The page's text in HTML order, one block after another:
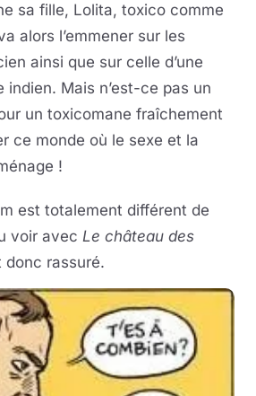
sa fille, Lolita, toxico comme
alors l’emmener sur les
ainsi que sur celle d’une
indien. Mais n’est-ce pas un
un toxicomane fraîchement
ce monde où le sexe et la
!
est totalement différent de
voir avec Le château des
donc rassuré.